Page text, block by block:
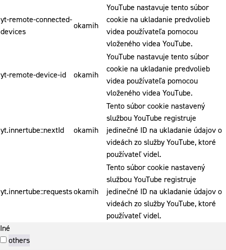
yt-remote-connected-
devices
okamih
YouTube nastavuje tento súbor
cookie na ukladanie predvolieb
videa používateľa pomocou
vloženého videa YouTube.
yt-remote-device-id okamih
YouTube nastavuje tento súbor
cookie na ukladanie predvolieb
videa používateľa pomocou
vloženého videa YouTube.
yt.innertube::nextId okamih
Tento súbor cookie nastavený
službou YouTube registruje
jedinečné ID na ukladanie údajov o
videách zo služby YouTube, ktoré
používateľ videl.
yt.innertube::requestsokamih
Tento súbor cookie nastavený
službou YouTube registruje
jedinečné ID na ukladanie údajov o
videách zo služby YouTube, ktoré
používateľ videl.
Iné
others